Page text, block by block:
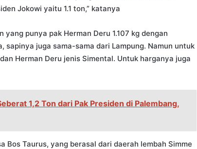
Jokowi yaitu 1.1 ton,” katanya
punya pak Herman Deru 1.107 kg dengan
sapinya juga sama-sama dari Lampung. Namun untuk
Herman Deru jenis Simental. Untuk harganya juga
1,2 Ton dari Pak Presiden di Palembang,
Bos Taurus, yang berasal dari daerah lembah Simme